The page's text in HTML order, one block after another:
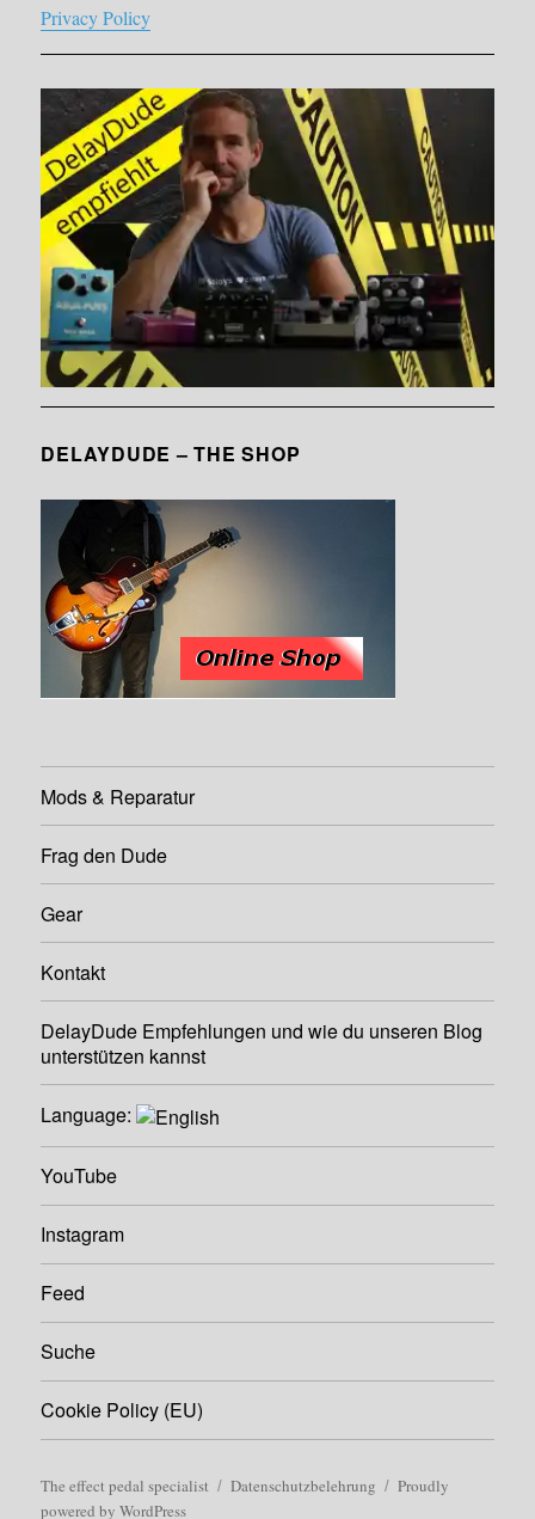
Privacy Policy
DELAYDUDE – THE SHOP
Mods & Reparatur
Frag den Dude
Gear
Kontakt
DelayDude Empfehlungen und wie du unseren Blog
unterstützen kannst
Language:
YouTube
Instagram
Feed
Suche
Cookie Policy (EU)
The effect pedal specialist Datenschutzbelehrung
Proudly
powered by WordPress